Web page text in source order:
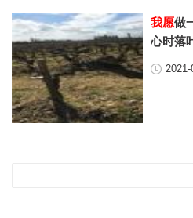
我愿做
心时落